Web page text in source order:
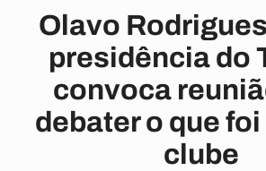
Olavo
presidência do
convoca
debater o que
clube